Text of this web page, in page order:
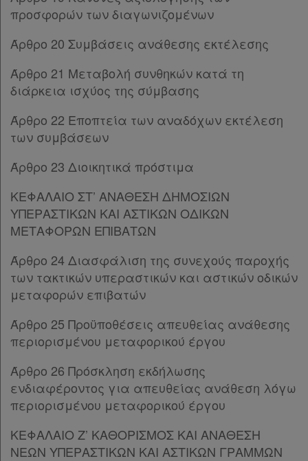
Forum
Αναζήτηση
Διακρατικές
Συμφωνίες
Ελλάδας
Πληροφορίες
Εταιρεία
Επικοινωνία
Όροι
χρήσης
Πολιτική
απορρήτου
και
cookies
Παρ.1
Παρ.3
Άρθρο 21 [-]
Παρ.1
Παρ.2
Παρ.3
Παρ.4
Άρθρο 22Α [-]
Παρ.1
Παρ.2
Παρ.3
Παρ.4
Παρ.5
Άρθρο 23
ΚΕΦΑΛΑΙΟ ΣΤ [-]
Παρ.1
Παρ.2
Άρθρο 25 [-]
Παρ.1
Παρ.2
Παρ.3
Παρ.4
προσφορών των διαγωνιζομένων
Άρθρο 20 Συμβάσεις ανάθεσης εκτέλεσης
Άρθρο 21 Μεταβολή συνθηκών κατά τη
διάρκεια ισχύος της σύμβασης
Άρθρο 22 Εποπτεία των αναδόχων εκτέλεση
των συμβάσεων
Άρθρο 23 Διοικητικά πρόστιμα
ΚΕΦΑΛΑΙΟ ΣΤ’ ΑΝΑΘΕΣΗ ΔΗΜΟΣΙΩΝ
ΥΠΕΡΑΣΤΙΚΩΝ ΚΑΙ ΑΣΤΙΚΩΝ ΟΔΙΚΩΝ
ΜΕΤΑΦΟΡΩΝ ΕΠΙΒΑΤΩΝ
Άρθρο 24 Διασφάλιση της συνεχούς παροχής
των τακτικών υπεραστικών και αστικών οδικών
μεταφορών επιβατών
Άρθρο 25 Προϋποθέσεις απευθείας ανάθεσης
περιορισμένου μεταφορικού έργου
Άρθρο 26 Πρόσκληση εκδήλωσης
ενδιαφέροντος για απευθείας ανάθεση λόγω
περιορισμένου μεταφορικού έργου
ΚΕΦΑΛΑΙΟ Ζ’ ΚΑΘΟΡΙΣΜΟΣ ΚΑΙ ΑΝΑΘΕΣΗ
ΝΕΩΝ ΥΠΕΡΑΣΤΙΚΩΝ ΚΑΙ ΑΣΤΙΚΩΝ ΓΡΑΜΜΩΝ